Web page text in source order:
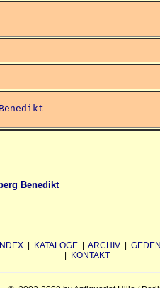
Benedikt
KATALOGE ARCHIV
KONTAKT